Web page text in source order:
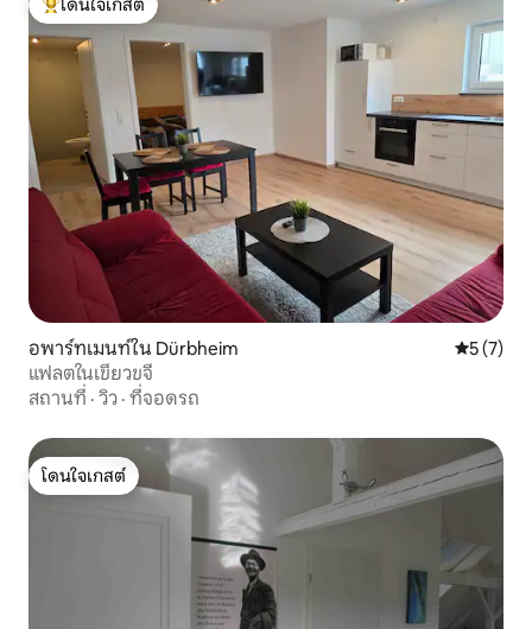
โดนใจเกสต์ที่สุด
อพาร์ทเมนท์ใน Dürbheim คะแนนเฉ
5 (7)
แฟลตในเขียวขจี
สถานที่ · วิว · ที่จอดรถ
โดนใจเกสต์
โดนใจเกสต์